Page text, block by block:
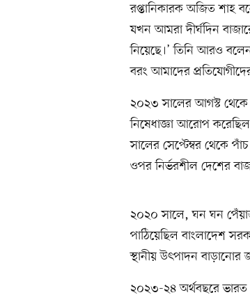
রপ্তানিকারক অজিত শাহ
যখন আমরা দীর্ঘদিন
নিয়েছে।’ তিনি আরও
বরং আমাদের
২০২৩ সালের আগস্ট থেকে
নিষেধাজ্ঞা আরোপ
সালের সেপ্টেম্বর থেকে
ওপর নির্ভরশীল দেশের
২০২০ সালে, ঘন ঘন
পাঠিয়েছিল বাংলাদেশ
স্থানীয় উৎপাদন
২০২৩-২৪ অর্থবছরে ভারত